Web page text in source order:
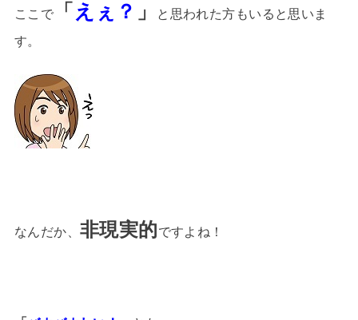
ここで 「 えぇ？ 」
と思われた方もいると思いま
す。
なんだか、 非現実的ですよね！